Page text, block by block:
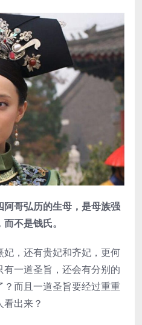
阿哥弘历的生母，是母族强
不是钱氏。
，还有贵妃和齐妃，更何
一道圣旨，还会有分别的
而且一道圣旨要经过重重
出来？